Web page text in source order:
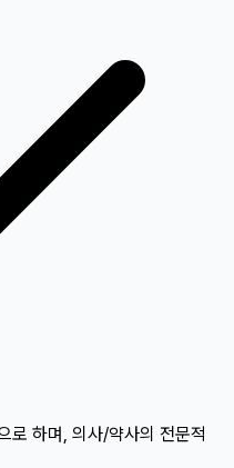
로 하며, 의사/약사의 전문적